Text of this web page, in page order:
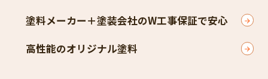
塗料メーカー＋塗装会社のW工事保証で安心
高性能のオリジナル塗料